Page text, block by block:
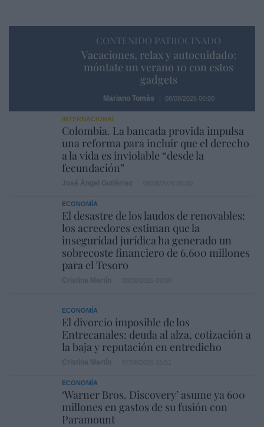
CONTENIDO PATROCINADO
Vacaciones, relax y autocuidado:
móntate un verano 10 con estos
gadgets
Mariano Tomás 08/08/2026 06:00
INTERNACIONAL
Colombia. La bancada provida impulsa
una reforma para incluir que el derecho
a la vida es inviolable “desde la
fecundación”
ECONOMÍA
El desastre de los laudos de renovables:
los acreedores estiman que la
inseguridad jurídica ha generado un
sobrecoste financiero de 6.600 millones
para el Tesoro
ECONOMÍA
El divorcio imposible de los
Entrecanales: deuda al alza, cotización a
la baja y reputación en entredicho
ECONOMÍA
‘Warner Bros. Discovery’ asume ya 600
millones en gastos de su fusión con
Paramount